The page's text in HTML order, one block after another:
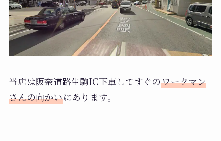
当店は阪奈道路生駒IC下車してすぐのワークマン
さんの向かいにあります。